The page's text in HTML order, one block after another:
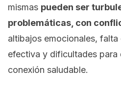
mismas pueden ser
problemáticas, con
altibajos emocionales,
efectiva y dificultades para
conexión saludable.